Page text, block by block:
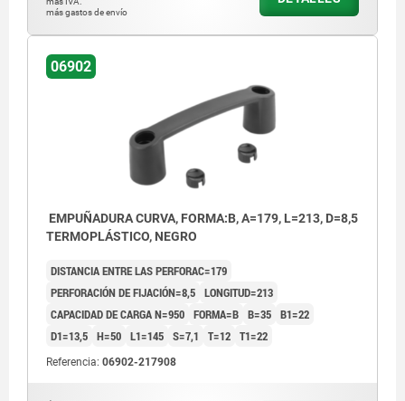
más gastos de envío
06902
EMPUÑADURA CURVA, FORMA:B, A=179, L=213, D=8,5
TERMOPLÁSTICO, NEGRO
DISTANCIA ENTRE LAS PERFORAC=179
PERFORACIÓN DE FIJACIÓN=8,5 LONGITUD=213
CAPACIDAD DE CARGA N=950 FORMA=B B=35 B1=22
D1=13,5 H=50 L1=145 S=7,1 T=12 T1=22
Referencia: 06902-217908